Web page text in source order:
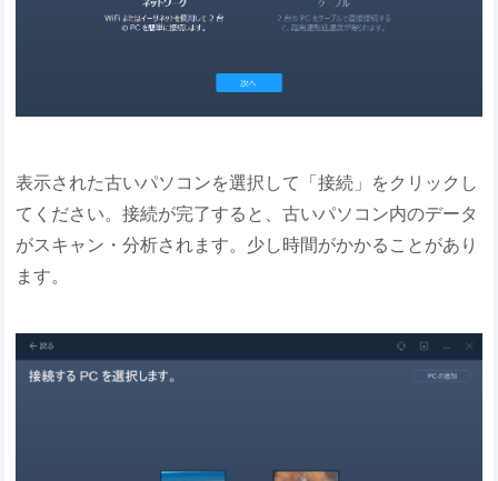
表示された古いパソコンを選択して「接続」をクリックし
てください。接続が完了すると、古いパソコン内のデータ
がスキャン・分析されます。少し時間がかかることがあり
ます。